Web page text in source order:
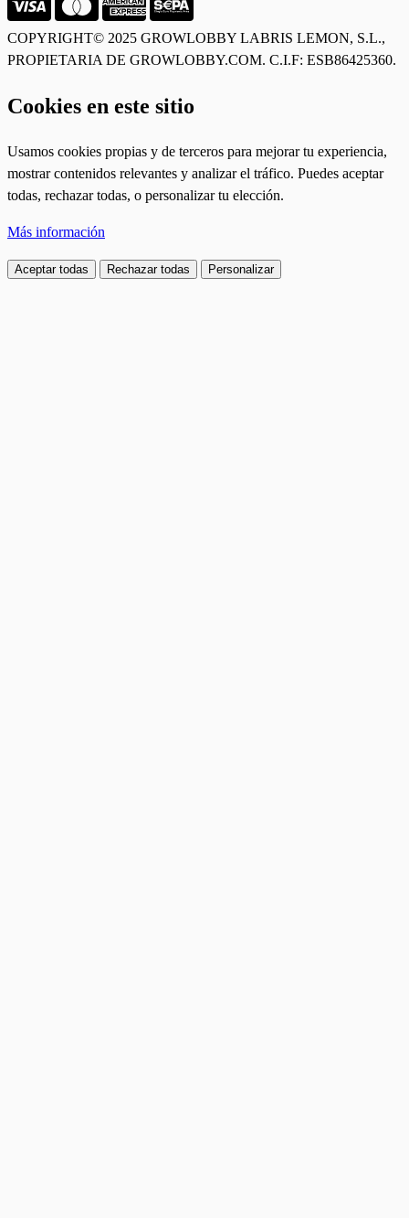
COPYRIGHT© 2025 GROWLOBBY LABRIS LEMON, S.L.,
PROPIETARIA DE GROWLOBBY.COM. C.I.F: ESB86425360.
Cookies en este sitio
Usamos cookies propias y de terceros para mejorar tu experiencia,
mostrar contenidos relevantes y analizar el tráfico. Puedes aceptar
todas, rechazar todas, o personalizar tu elección.
Más información
Aceptar todas Rechazar todas Personalizar